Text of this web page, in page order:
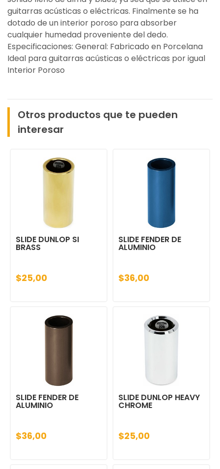
guitarras acústicas o eléctricas. Finalmente se ha
dotado de un interior poroso para absorber
cualquier humedad proveniente del dedo.
Especificaciones: General: Fabricado en Porcelana
Ideal para guitarras acústicas o eléctricas por igual
Interior Poroso
Otros productos que te pueden
interesar
SLIDE DUNLOP SI
BRASS
$25,00
SLIDE FENDER DE
ALUMINIO
$36,00
SLIDE FENDER DE
ALUMINIO
$36,00
SLIDE DUNLOP HEAVY
CHROME
$25,00